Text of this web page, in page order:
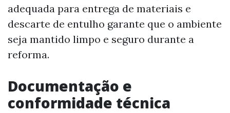
adequada para entrega de materiais e
descarte de entulho garante que o ambiente
seja mantido limpo e seguro durante a
reforma.
Documentação e
conformidade técnica